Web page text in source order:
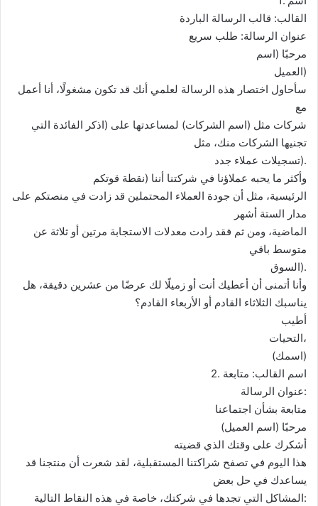
القالب: قالب الرسالة الباردة
عنوان الرسالة: طلب سريع
مرحبًا (اسم
العميل)
سأحاول اختصار هذه الرسالة لعلمي أنك قد تكون مشغولًا، أنا أعمل
مع
شركات مثل (اسم الشركات) لمساعدتها على (اذكر الفائدة التي
تجنيها الشركات منك، مثل
تسجيلات عملاء جدد).
وأكثر ما يحبه عملاؤنا في شركتنا أننا (نقطة قوتكم
الرئيسية، مثل أن جودة العملاء المحتملين قد زادت في منصتكم على
مدار الستة أشهر
الماضية، ومن ثم فقد رادت معدلات الاستجابة مرتين أو ثلاثة عن
متوسط باقي
السوق).
وأنا أتمنى أن أعطيك أنت أو زميلًا لك عرضًا من عشرين دقيقة، هل
يناسبك الثلاثاء القادم أو الأربعاء القادم؟
أطيب
التحيات،
(اسمك)
2. اسم القالب: متابعة
عنوان الرسالة:
متابعة بشأن اجتماعنا
مرحبًا (اسم العميل)
أشكرك على وقتك الذي قضيته
هذا اليوم في تصفح شراكتنا المستقبلية، لقد شعرت أن منتجنا قد
يساعدك في حل بعض
المشاكل التي تجدها في شركتك، خاصة في هذه النقاط التالية: